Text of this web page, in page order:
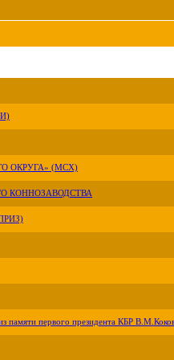
ОКРУГА» (МСХ)
КОННОЗАВОДСТВА
памяти первого президента КБР